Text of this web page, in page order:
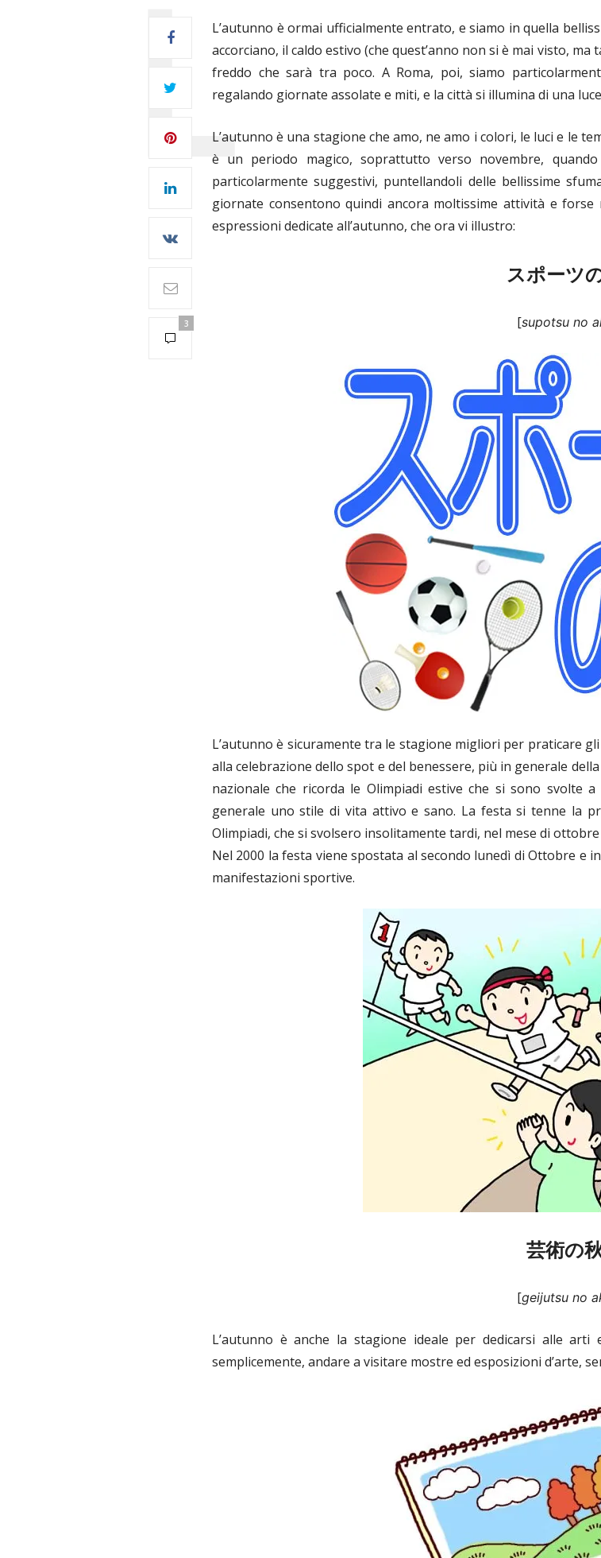
3
L’autunno è ormai ufficialmente entrato, e siamo in quella
accorciano, il caldo estivo (che quest’anno non si è mai visto,
freddo che sarà tra poco. A Roma, poi, siamo
regalando giornate assolate e miti, e la città si illumina di una
L’autunno è una stagione che amo, ne amo i colori, le luci e le
è un periodo magico, soprattutto verso novembre,
particolarmente suggestivi, puntellandoli delle bellissime
giornate consentono quindi ancora moltissime attività e
espressioni dedicate all’autunno, che ora vi illustro:
スポーツ
[supotsu no
L’autunno è sicuramente tra le stagione migliori per praticare
alla celebrazione dello spot e del benessere, più in generale
nazionale che ricorda le Olimpiadi estive che si sono svolte
generale uno stile di vita attivo e sano. La festa si tenne la
Olimpiadi, che si svolsero insolitamente tardi, nel mese di
Nel 2000 la festa viene spostata al secondo lunedì di Ottobre e
manifestazioni sportive.
芸術の
[geijutsu no
L’autunno è anche la stagione ideale per dedicarsi alle
semplicemente, andare a visitare mostre ed esposizioni d’arte,